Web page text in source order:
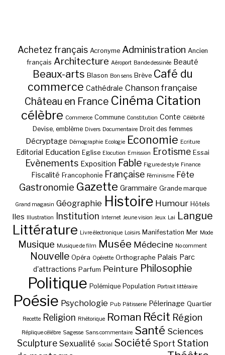
Achetez français Acronyme Administration Ancien
français Architecture Aéroport Bande dessinée Beauté
Beaux-arts Blason Bon sens Brève Café du
commerce Cathédrale Chanson française
Château en France Cinéma Citation
célèbre Commerce Commune Constitution Conte Célébrité
Devise, emblème Divers Documentaire Droit des femmes
Décryptage Démographie Ecologie Economie Ecriture
Editorial Education Eglise Elocution Emission Erotisme Essai
Evènements Exposition Fable Figure de style Finance
Fiscalité Francophonie Française Féminisme Fête
Gastronomie Gazette Grammaire Grande marque
Grand magasin Géographie Histoire Humour Hôtels
Iles Illustration Institution Internet Jeune vision Jeux Lai Langue
Littérature Livre électronique Loisirs Manifestation Mer Mode
Musique Musique de film Musée Médecine No comment
Nouvelle Opéra Opérette Orthographe Palais Parc
d'attractions Parfum Peinture Philosophie
Politique Polémique Population Portrait littéraire
Poésie Psychologie Pub Pâtisserie Pélerinage Quartier
Recette Religion Rhétorique Roman Récit Région
Réplique célèbre Sagesse Sans commentaire Santé Sciences
Sculpture Sexualité Social Société Sport Station